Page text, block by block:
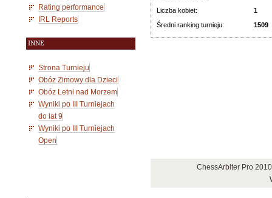
Rating performance
IRL Reports
INNE
Strona Turnieju
Obóz Zimowy dla Dzieci
Obóz Letni nad Morzem
Wyniki po III Turniejach
do lat 9
Wyniki po III Turniejach
Open
Liczba kobiet:
1
Średni ranking turnieju:
1509
ChessArbiter Pro